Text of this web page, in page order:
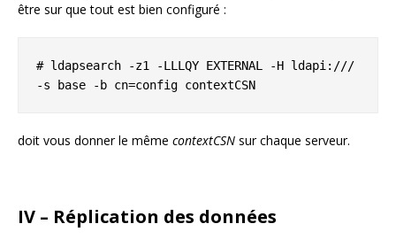
être sur que tout est bien configuré :
# ldapsearch -z1 -LLLQY EXTERNAL -H ldapi:///
-s base -b cn=config contextCSN
doit vous donner le même contextCSN sur chaque serveur.
IV – Réplication des données